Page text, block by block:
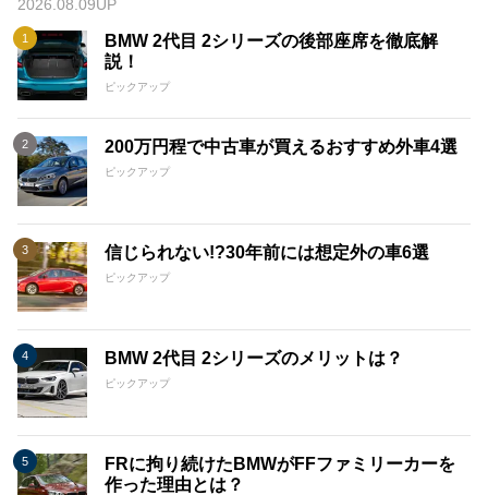
2026.08.09UP
BMW 2代目 2シリーズの後部座席を徹底解
説！
ピックアップ
200万円程で中古車が買えるおすすめ外車4選
ピックアップ
信じられない!?30年前には想定外の車6選
ピックアップ
BMW 2代目 2シリーズのメリットは？
ピックアップ
FRに拘り続けたBMWがFFファミリーカーを
作った理由とは？